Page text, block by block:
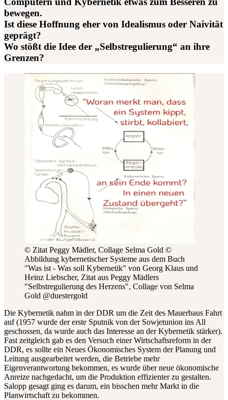
bewegen.
Ist diese Hoffnung eher von Idealismus oder Naivität
geprägt?
Wo stößt die Idee der „Selbstregulierung“ an ihre
Grenzen?
© Zitat Peggy Mädler, Collage Selma Gold ©
Abbildung kybernetischer Systeme aus dem Buch
"Was ist - Was soll Kybernetik" von Georg Klaus und
Heinz Liebscher, Zitat aus Peggy Mädlers
"Selbstregulierung des Herzens", Collage von Selma
Gold @duestergold
Die Kybernetik nahm in der DDR um die Zeit des Mauerbaus Fahrt
auf (1957 wurde der erste Sputnik von der Sowjetunion ins All
geschossen, da wurde auch das Interesse an der Kybernetik stärker).
Fast zeitgleich gab es den Versuch einer Wirtschaftsreform in der
DDR, es sollte ein Neues Ökonomisches System der Planung und
Leitung ausgearbeitet werden, die Betriebe mehr
Eigenverantwortung bekommen, es wurde über neue ökonomische
Anreize nachgedacht, um die Produktion effizienter zu gestalten.
Salopp gesagt ging es darum, ein bisschen mehr Markt in die
Planwirtschaft zu bekommen.